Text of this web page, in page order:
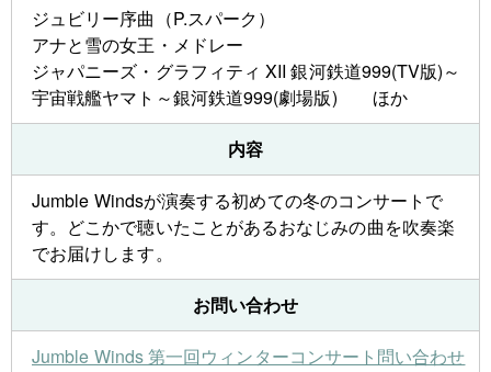
ジュビリー序曲（P.スパーク）
アナと雪の女王・メドレー
ジャパニーズ・グラフィティ XII 銀河鉄道999(TV版)～
宇宙戦艦ヤマト～銀河鉄道999(劇場版) ほか
内容
Jumble Windsが演奏する初めての冬のコンサートで
す。どこかで聴いたことがあるおなじみの曲を吹奏楽
でお届けします。
お問い合わせ
Jumble Winds 第一回ウィンターコンサート問い合わせ